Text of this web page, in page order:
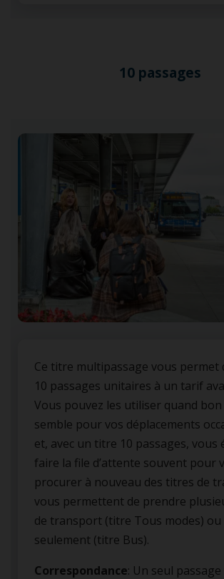
10 passages
Ce titre multipassage vous permet
10 passages unitaires à un tarif
Vous pouvez les utiliser quand
semble pour vos déplacements
et, avec un titre 10 passages, vous
faire la file d’attente souvent pour
procurer à nouveau des titres de
vous permettent de prendre
de transport (titre Tous modes) ou
seulement (titre Bus).
Correspondance: Un seul